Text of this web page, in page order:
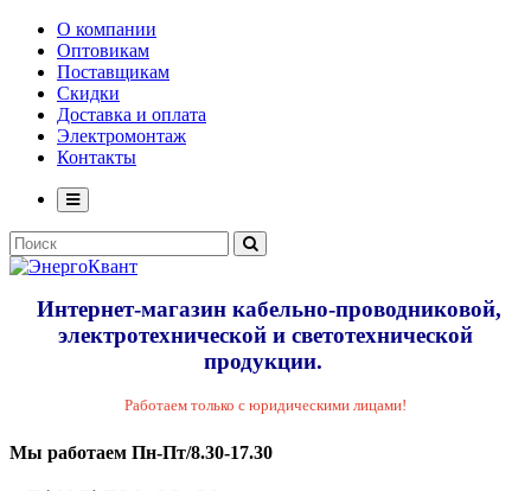
О компании
Оптовикам
Поставщикам
Скидки
Доставка и оплата
Электромонтаж
Контакты
Интернет-магазин кабельно-проводниковой,
электротехнической и светотехнической
продукции.
Работаем только с юридическими лицами!
Мы работаем Пн-Пт/8.30-17.30